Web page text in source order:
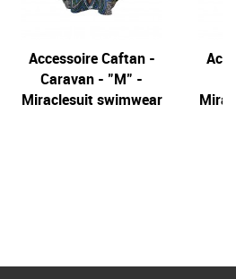
Accessoire Caftan -
Caravan - "M" -
Miraclesuit swimwear